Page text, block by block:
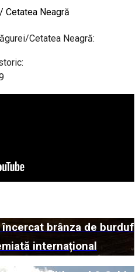
Cetatea Neagră
Cetatea Neagră:
brânza de burduf
internațional